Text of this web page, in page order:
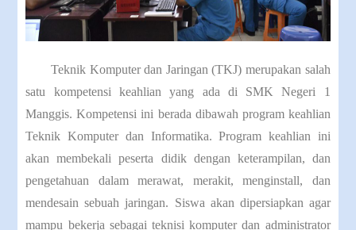
Teknik Komputer dan Jaringan (TKJ) merupakan salah
satu kompetensi keahlian yang ada di SMK Negeri 1
Manggis. Kompetensi ini berada dibawah program keahlian
Teknik Komputer dan Informatika. Program keahlian ini
akan membekali peserta didik dengan keterampilan, dan
pengetahuan dalam merawat, merakit, menginstall, dan
mendesain sebuah jaringan. Siswa akan dipersiapkan agar
mampu bekerja sebagai teknisi komputer dan administrator